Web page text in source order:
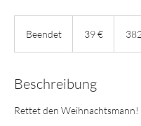
Beendet
d
t
39 €
Beschreibung
Rettet den Weihnachtsmann!